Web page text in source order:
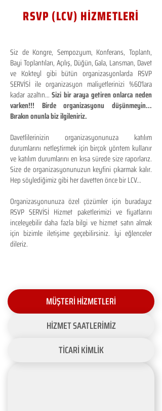
RSVP (LCV) HİZMETLERİ
Siz de Kongre, Sempozyum, Konferans, Toplantı,
Bayi Toplantıları, Açılış, Düğün, Gala, Lansman, Davet
ve Kokteyl gibi bütün organizasyonlarda RSVP
SERVİSİ ile organizasyon maliyetlerinizi %60'lara
kadar azaltın...Sizi bir araya getiren onlarca neden
varken!!! Birde organizasyonu düşünmeyin...
Bırakın onunla biz ilgileniriz.
Davetlilerinizin organizasyonunuza katılım
durumlarını netleştirmek için birçok yöntem kullanır
ve katılım durumlarını en kısa sürede size raporlarız.
Size de organizasyonunuzun keyfini çıkarmak kalır.
Hep söylediğimiz gibi her davetten önce bir LCV...
Organizasyonunuza özel çözümler için buradayız
RSVP SERVİSİ Hizmet paketlerimizi ve fiyatlarını
inceleyebilir daha fazla bilgi ve hizmet satın almak
için bizimle iletişime geçebilirsiniz. İyi eğlenceler
dileriz.
MÜŞTERİ HİZMETLERİ
HİZMET SAATLERİMİZ
TİCARİ KİMLİK